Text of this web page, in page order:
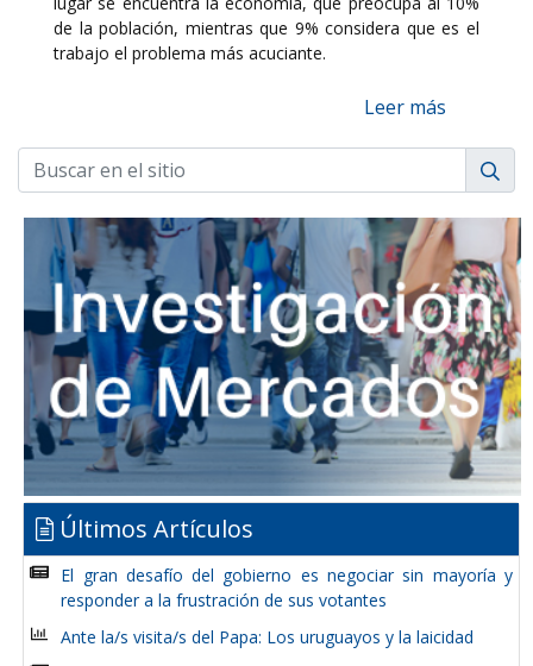
de la población, mientras que 9% considera que es el
trabajo el problema más acuciante.
Leer más
Últimos Artículos
El gran desafío del gobierno es negociar sin mayoría y
responder a la frustración de sus votantes
Ante la/s visita/s del Papa: Los uruguayos y la laicidad